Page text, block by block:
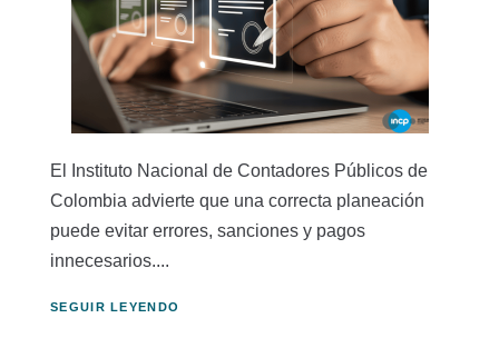
El Instituto Nacional de Contadores Públicos de
Colombia advierte que una correcta planeación
puede evitar errores, sanciones y pagos
innecesarios....
SEGUIR LEYENDO